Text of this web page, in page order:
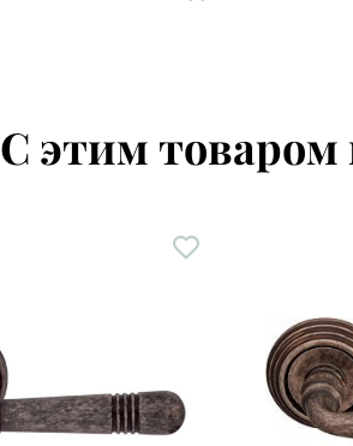
С этим